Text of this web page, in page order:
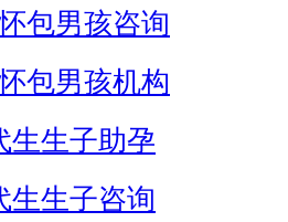
包男孩咨询
包男孩机构
生生子助孕
生生子咨询